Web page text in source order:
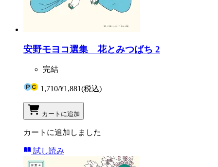
安野モヨコ選集 花とみつばち 2
完結
1,710/¥1,881(税込)
カートに追加
カートに追加しました
試し読み